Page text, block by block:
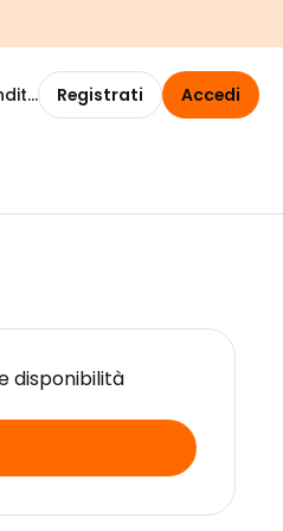
Registrati Accedi
disponibilità